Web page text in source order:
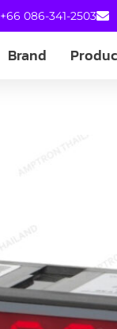
+66 086-341-2503
Brand